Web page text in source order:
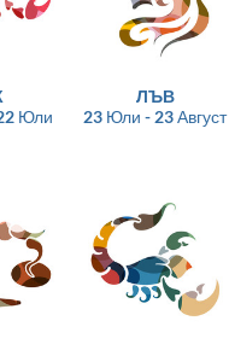
Юли
ЛЪВ
23 Юли - 23 Август